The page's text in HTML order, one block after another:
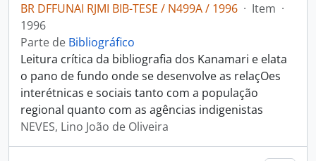
BR DFFUNAI RJMI BIB-TESE / N499A / 1996 · Item ·
1996
Parte de Bibliográfico
Leitura crítica da bibliografia dos Kanamari e elata
o pano de fundo onde se desenvolve as relaçOes
interétnicas e sociais tanto com a população
regional quanto com as agências indigenistas
NEVES, Lino João de Oliveira